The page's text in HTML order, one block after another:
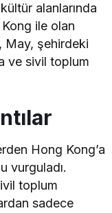
alanlarında
ile olan
May, şehirdeki
ve sivil toplum
Hong Kong’a
vurguladı.
toplum
sadece